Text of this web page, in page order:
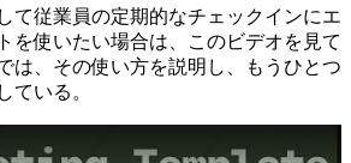
て従業員の定期的なチェックインにエ
を使いたい場合は、このビデオを見て
は、その使い方を説明し、もうひとつ
ている。